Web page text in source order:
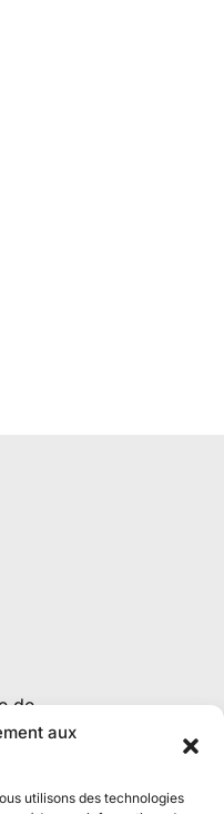
aux
utilisons des technologies
de